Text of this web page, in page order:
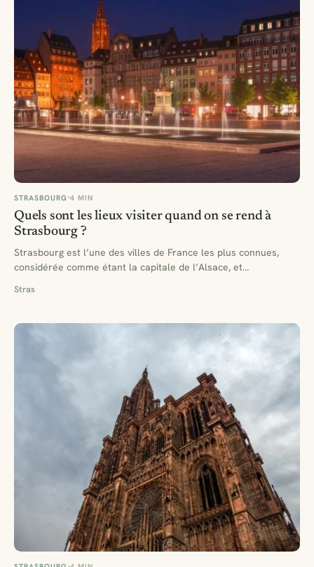
STRASBOURG 4 MIN
Quels sont les lieux visiter quand on se rend à
Strasbourg ?
Strasbourg est l’une des villes de France les plus connues,
considérée comme étant la capitale de l’Alsace, et…
Stras